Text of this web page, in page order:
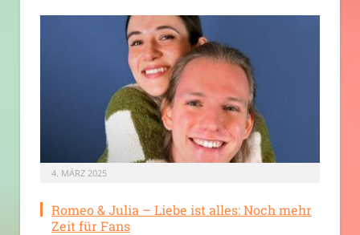
4. MÄRZ 2025
Romeo & Julia – Liebe ist alles: Noch mehr
Zeit für Fans